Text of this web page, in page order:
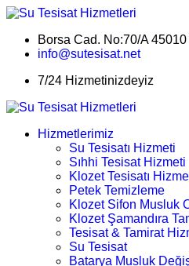
Borsa Cad. No:70/A
info@sutesisat.net
7/24 Hizmetinizdeyiz
Hizmetlerimiz
Su Tesisatı Hizmeti
Sıhhi Tesisat Hizmeti
Klozet Tesisatı
Petek Temizleme
Klozet Sifon Musluk
Klozet Şamandıra
Tesisat & Tamirat
Su Tesisat
Batarya Musluk